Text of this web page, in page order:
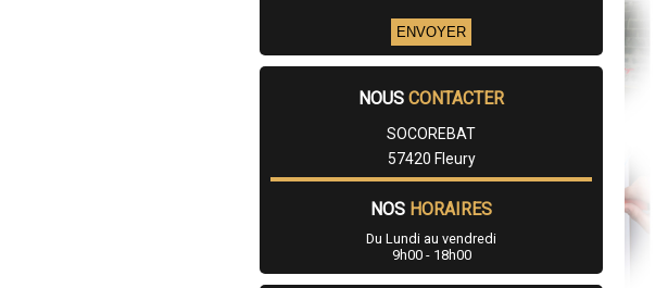
NOUS CONTACTER
SOCOREBAT
57420 Fleury
NOS HORAIRES
Du Lundi au vendredi
9h00 - 18h00